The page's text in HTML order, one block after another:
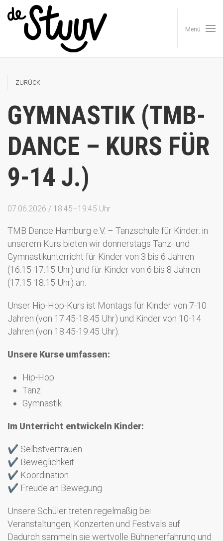
Menü
ZURÜCK
GYMNASTIK (TMB-
DANCE – KURS FÜR
9-14 J.)
07.06.2026 / 18:45–19:45 Uhr
TMB Dance Hamburg e.V. – Tanzschule für Kinder: in
unserem Kurs bieten wir donnerstags Tanz- und
Gymnastikunterricht für Kinder von 3 bis 6 Jahren
(16:15-17:15 Uhr) und für Kinder von 6 bis 8 Jahren
(17:15-18:15 Uhr) an.
Unser Hip-Hop-Kurs ist Montags für Kinder von 7-10
Jahren (von 17:45-18:45 Uhr) und Kinder von 10-14
Jahren (von 18:45-19:45 Uhr).
Unsere Kurse umfassen:
Hip-Hop
Tanz
Gymnastik
Im Unterricht entwickeln Kinder:
✔ Selbstvertrauen
✔ Beweglichkeit
✔ Koordination
✔ Freude an Bewegung
Unsere Schüler treten regelmäßig bei
Veranstaltungen, Konzerten und Festivals auf.
Dadurch sammeln sie wertvolle Bühnenerfahrung und